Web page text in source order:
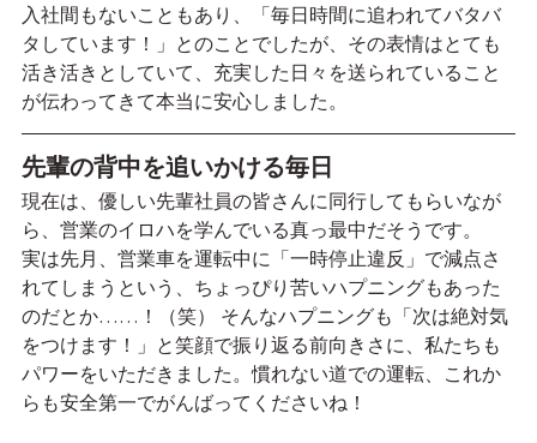
入社間もないこともあり、「毎日時間に追われてバタバ
タしています！」とのことでしたが、その表情はとても
活き活きとしていて、充実した日々を送られていること
が伝わってきて本当に安心しました。
先輩の背中を追いかける毎日
現在は、優しい先輩社員の皆さんに同行してもらいなが
ら、営業のイロハを学んでいる真っ最中だそうです。
実は先月、営業車を運転中に「一時停止違反」で減点さ
れてしまうという、ちょっぴり苦いハプニングもあった
のだとか……！（笑） そんなハプニングも「次は絶対気
をつけます！」と笑顔で振り返る前向きさに、私たちも
パワーをいただきました。慣れない道での運転、これか
らも安全第一でがんばってくださいね！